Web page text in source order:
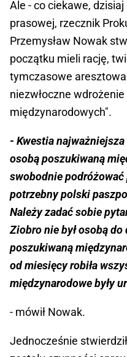
Ale - co ciekawe, dzisiaj
prasowej, rzecznik
Przemysław Nowak
początku mieli rację,
tymczasowe
niezwłoczne
międzynarodowych".
- Kwestia
osobą poszukiwaną
swobodnie podróżować
potrzebny polski
Należy zadać sobie
Ziobro nie był osobą
poszukiwaną
od miesięcy robiła
międzynarodowe były
- mówił Nowak.
Jednocześnie